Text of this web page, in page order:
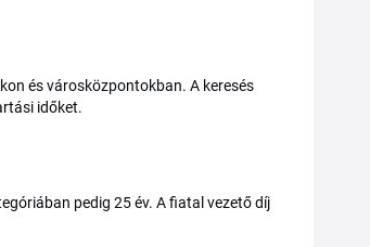
és városközpontokban. A keresés
időket.
pedig 25 év. A fiatal vezető díj